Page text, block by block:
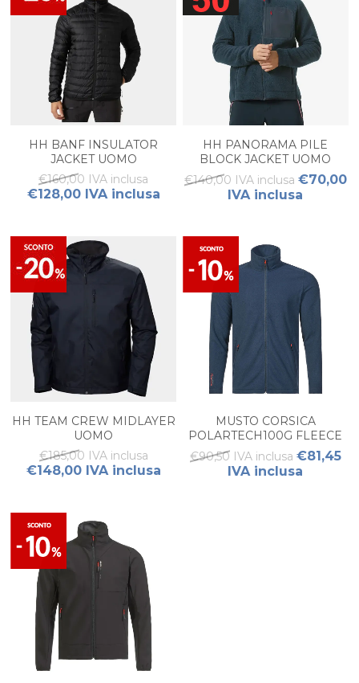
HH BANF INSULATOR
JACKET UOMO
€160,00 IVA inclusa
€128,00 IVA inclusa
HH PANORAMA PILE
BLOCK JACKET UOMO
€140,00 IVA inclusa €70,00
IVA inclusa
HH TEAM CREW MIDLAYER
UOMO
€185,00 IVA inclusa
€148,00 IVA inclusa
MUSTO CORSICA
POLARTECH100G FLEECE
2.0 UOMO.
€90,50 IVA inclusa €81,45
IVA inclusa